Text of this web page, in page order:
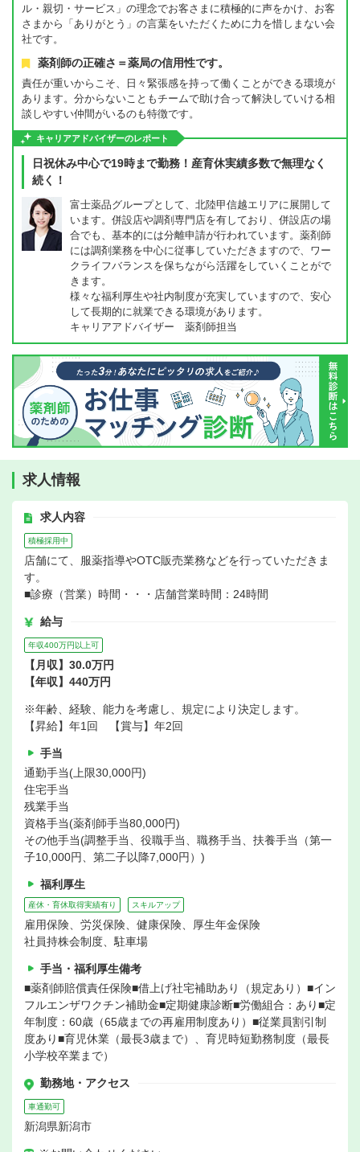
ル・親切・サービス」の理念でお客さまに積極的に声をかけ、お客
さまから「ありがとう」の言葉をいただくために力を惜しまない会
社です。
薬剤師の正確さ＝薬局の信用性です。
責任が重いからこそ、日々緊張感を持って働くことができる環境が
あります。分からないこともチームで助け合って解決していける相
談しやすい仲間がいるのも特徴です。
キャリアアドバイザーのレポート
日祝休み中心で19時まで勤務！産育休実績多数で無理なく
続く！
富士薬品グループとして、北陸甲信越エリアに展開して
います。併設店や調剤専門店を有しており、併設店の場
合でも、基本的には分離申請が行われています。薬剤師
には調剤業務を中心に従事していただきますので、ワー
クライフバランスを保ちながら活躍をしていくことがで
きます。
様々な福利厚生や社内制度が充実していますので、安心
して長期的に就業できる環境があります。
キャリアアドバイザー 薬剤師担当
求人情報
求人内容
積極採用中
店舗にて、服薬指導やOTC販売業務などを行っていただきま
す。
■診療（営業）時間・・・店舗営業時間：24時間
給与
年収400万円以上可
【月収】30.0万円
【年収】440万円
※年齢、経験、能力を考慮し、規定により決定します。
【昇給】年1回 【賞与】年2回
手当
通勤手当(上限30,000円)
住宅手当
残業手当
資格手当(薬剤師手当80,000円)
その他手当(調整手当、役職手当、職務手当、扶養手当（第一
子10,000円、第二子以降7,000円）)
福利厚生
産休・育休取得実績有り スキルアップ
雇用保険、労災保険、健康保険、厚生年金保険
社員持株会制度、駐車場
手当・福利厚生備考
■薬剤師賠償責任保険■借上げ社宅補助あり（規定あり）■イン
フルエンザワクチン補助金■定期健康診断■労働組合：あり■定
年制度：60歳（65歳までの再雇用制度あり）■従業員割引制
度あり■育児休業（最長3歳まで）、育児時短勤務制度（最長
小学校卒業まで）
勤務地・アクセス
車通勤可
新潟県新潟市